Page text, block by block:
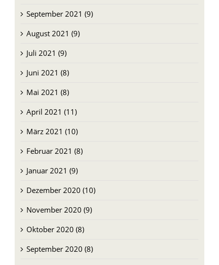
September 2021 (9)
August 2021 (9)
Juli 2021 (9)
Juni 2021 (8)
Mai 2021 (8)
April 2021 (11)
März 2021 (10)
Februar 2021 (8)
Januar 2021 (9)
Dezember 2020 (10)
November 2020 (9)
Oktober 2020 (8)
September 2020 (8)